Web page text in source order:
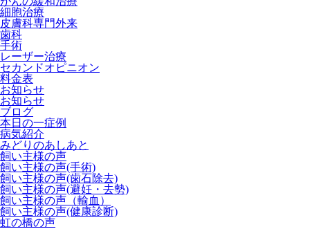
細胞治療
皮膚科専門外来
歯科
手術
レーザー治療
セカンドオピニオン
料金表
お知らせ
お知らせ
ブログ
本日の一症例
病気紹介
みどりのあしあと
飼い主様の声
飼い主様の声(手術)
飼い主様の声(歯石除去)
飼い主様の声(避妊・去勢)
飼い主様の声（輸血）
飼い主様の声(健康診断)
虹の橋の声